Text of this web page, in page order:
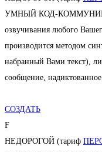
УМНЫЙ КОД-
озвучивания любого
производится методом
набранный Вами текст),
сообщение,
СОЗДАТЬ
F
НЕДОРОГОЙ (тариф